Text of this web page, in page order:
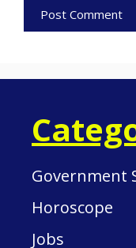
Government
Horoscope
Jobs